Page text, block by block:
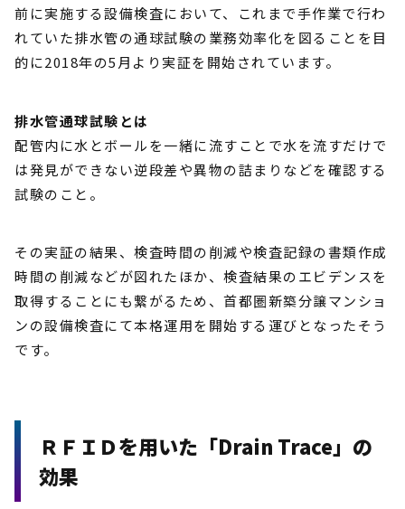
前に実施する設備検査において、これまで手作業で行わ
れていた排水管の通球試験の業務効率化を図ることを目
的に2018年の5月より実証を開始されています。
排水管通球試験とは
配管内に水とボールを一緒に流すことで水を流すだけで
は発見ができない逆段差や異物の詰まりなどを確認する
試験のこと。
その実証の結果、検査時間の削減や検査記録の書類作成
時間の削減などが図れたほか、検査結果のエビデンスを
取得することにも繋がるため、首都圏新築分譲マンショ
ンの設備検査にて本格運用を開始する運びとなったそう
です。
ＲＦＩＤを用いた「Drain Trace」の
効果